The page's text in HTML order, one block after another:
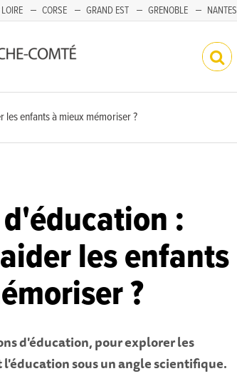
CORSE GRAND EST GRENOBLE NANTES
enfants à mieux mémoriser ?
:
les enfants
?
d'éducation, pour explorer les
sous un angle scientifique.